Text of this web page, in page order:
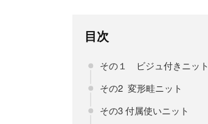
目次
その１ ビジュ付きニット
その2 変形畦ニット
その3 付属使いニット